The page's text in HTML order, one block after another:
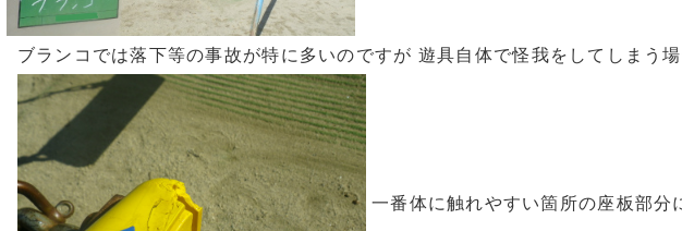
ブランコでは落下等の事故が特に多いのですが 遊具自体で怪我をしてしまう
一番体に触れやすい箇所の座板部分